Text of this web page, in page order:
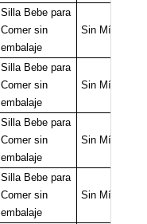
Silla Bebe para
Comer sin
embalaje
Sin Mínimo
Silla Bebe para
Comer sin
embalaje
Sin Mínimo
Silla Bebe para
Comer sin
embalaje
Sin Mínimo
Silla Bebe para
Comer sin
embalaje
Sin Mínimo